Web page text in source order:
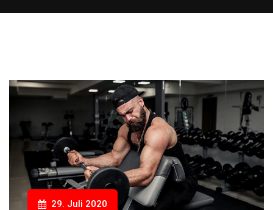
29. Juli 2020